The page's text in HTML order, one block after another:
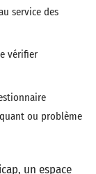
service des
vérifier
ou problème
un espace